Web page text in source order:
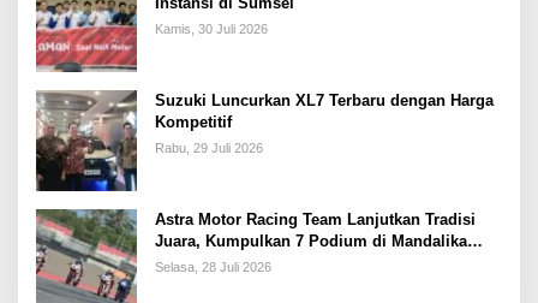
Kamis, 30 Juli 2026
Suzuki Luncurkan XL7 Terbaru dengan Harga
Kompetitif
Rabu, 29 Juli 2026
Astra Motor Racing Team Lanjutkan Tradisi
Juara, Kumpulkan 7 Podium di Mandalika
Racing Series Putaran ke 3
Selasa, 28 Juli 2026